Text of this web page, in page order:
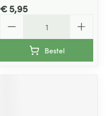
€ 5,95
Bestel